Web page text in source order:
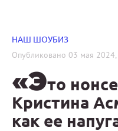
НАШ ШОУБИЗ
Опубликовано 03 мая
«Это
Кристина
как ее